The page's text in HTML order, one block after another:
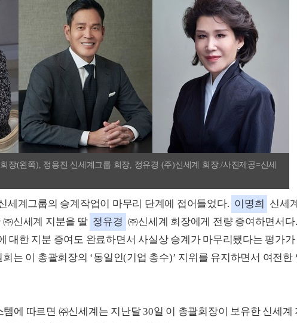
장(왼쪽), 정용진 신세계그룹 회장, 정유경 (주)신세계 회장./사진제공=신세
세계그룹의 승계작업이 마무리 단계에 접어들었다. 이명희
신세
신세계 지분을 딸 정유경 ㈜신세계 회장에게 전량 증여하면서다
대한 지분 증여도 완료하면서 사실상 승계가 마무리됐다는 평가가
는 이 총괄회장의 ‘동일인(기업 총수)’ 지위를 유지하면서 여전한
에 따르면 ㈜신세계는 지난달 30일 이 총괄회장이 보유한 신세계